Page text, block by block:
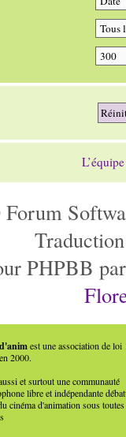
PHPBB
est une association de loi
2000.
et surtout une communauté
libre et indépendante
cinéma d'animation sous toutes